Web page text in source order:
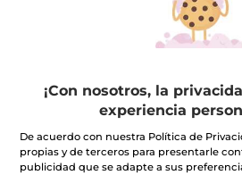
¡Con nosotros, la
experiencia
De acuerdo con nuestra Política de
propias y de terceros para presentarle
publicidad que se adapte a sus